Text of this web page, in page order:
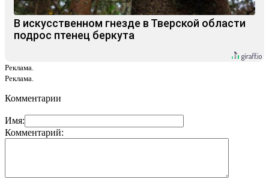
В искусственном гнезде в Тверской области
подрос птенец беркута
Реклама.
Реклама.
Комментарии
Имя:
Комментарий: